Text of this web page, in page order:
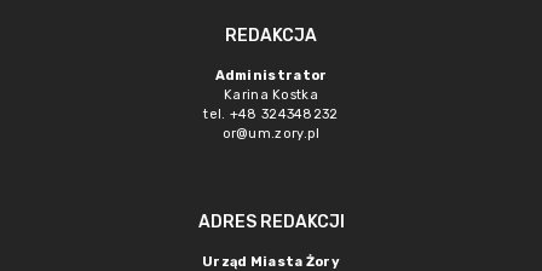
REDAKCJA
Administrator
Karina Kostka
tel. +48 324348232
or@um.zory.pl
ADRES REDAKCJI
Urząd Miasta Żory